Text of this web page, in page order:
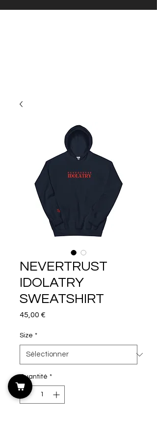
NEVERTRUST
IDOLATRY
SWEATSHIRT
45,00 €
Size *
Quantité *